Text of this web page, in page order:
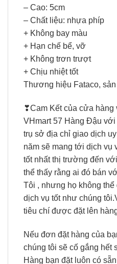
– Cao: 5cm
– Chất liệu: nhựa phíp
+ Không bay màu
+ Hạn chế bể, vỡ
+ Không trơn trượt
+ Chịu nhiệt tốt
Thương hiệu Fataco,
❣Cam Kết của cửa hàng
VHmart 57 Hàng Đậu
trụ sở địa chỉ giao dịch
năm sẽ mang tới dịch vụ
tốt nhất thị trường đến
thể thấy rằng ai đó bán
Tôi , nhưng họ không
dịch vụ tốt như chúng
tiêu chí được đặt lên
Nếu đơn đặt hàng của
chúng tôi sẽ cố gắng hết
Hàng bạn đặt luôn có